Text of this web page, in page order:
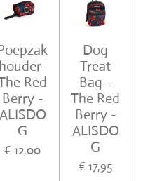
houder-
Red
Berry -
ALISDO
G
€ 12,00
Dog
Treat
Bag -
The Red
Berry -
ALISDO
G
€ 17,95